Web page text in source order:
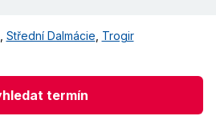
Střední Dalmácie Trogir
termín